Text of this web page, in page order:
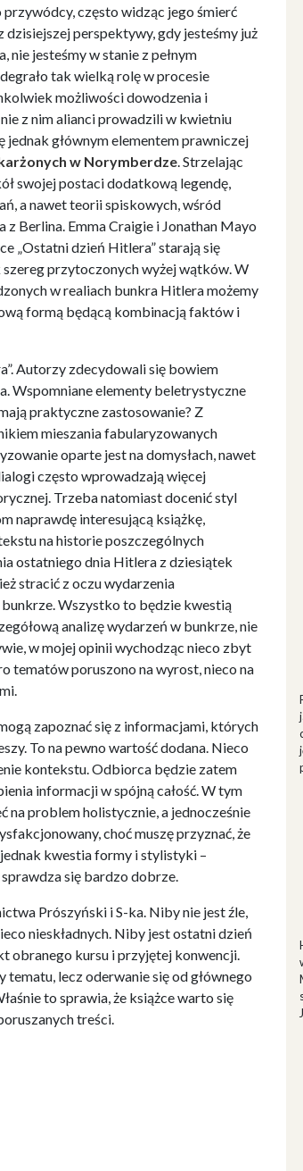
często widząc jego śmierć
perspektywy, gdy jesteśmy już
jesteśmy w stanie z pełnym
tak wielką rolę w procesie
możliwości dowodzenia i
z nim alianci prowadzili w kwietniu
głównym elementem prawniczej
w Norymberdze. Strzelając
swojej postaci dodatkową legendę,
a nawet teorii spiskowych, wśród
Berlina. Emma Craigie i Jonathan Mayo
„Ostatni dzień Hitlera” starają się
przytoczonych wyżej wątków. W
w realiach bunkra Hitlera możemy
formą będącą kombinacją faktów i
Autorzy zdecydowali się bowiem
Wspomniane elementy beletrystyczne
praktyczne zastosowanie? Z
mieszania fabularyzowanych
oparte jest na domysłach, nawet
często wprowadzają więcej
Trzeba natomiast docenić styl
naprawdę interesującą książkę,
na historie poszczególnych
ostatniego dnia Hitlera z dziesiątek
stracić z oczu wydarzenia
Wszystko to będzie kwestią
analizę wydarzeń w bunkrze, nie
w mojej opinii wychodząc nieco zbyt
tematów poruszono na wyrost, nieco na
zapoznać się z informacjami, których
To na pewno wartość dodana. Nieco
kontekstu. Odbiorca będzie zatem
informacji w spójną całość. W tym
problem holistycznie, a jednocześnie
choć muszę przyznać, że
kwestia formy i stylistyki –
się bardzo dobrze.
Prószyński i S-ka. Niby nie jest źle,
nieskładnych. Niby jest ostatni dzień
obranego kursu i przyjętej konwencji.
lecz oderwanie się od głównego
to sprawia, że książce warto się
treści.